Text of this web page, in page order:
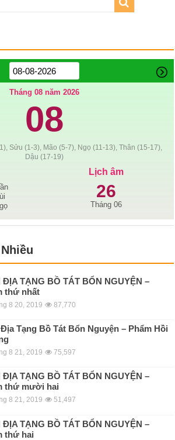
Tháng 08 năm 2026
08
Sửu (1-3), Mão (5-7), Ngọ (11-13), Thân (15-17),
Dậu (17-19)
Lịch âm
26
Tháng 06
ÐỊA TẠNG BỒ TÁT BỔN NGUYỆN –
thứ nhất
8 20, 2019 87,770
Tạng Bồ Tát Bổn Nguyện – Phẩm Hồi
8 21, 2019 75,597
ÐỊA TẠNG BỒ TÁT BỔN NGUYỆN –
thứ mười hai
8 21, 2019 51,497
ÐỊA TẠNG BỒ TÁT BỔN NGUYỆN –
thứ hai